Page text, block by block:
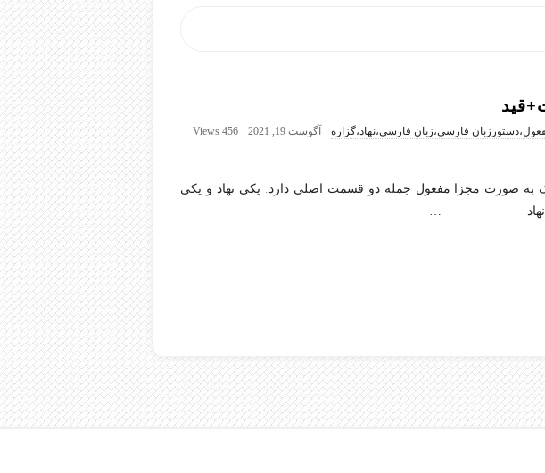
فارسی،زبان فارسی،نهاد،گزاره آگوست 19, 2021 456 Views
به صورت مجزا مفعول جمله دو قسمت اصلی دارد: یکی نهاد و یکی
نهاد